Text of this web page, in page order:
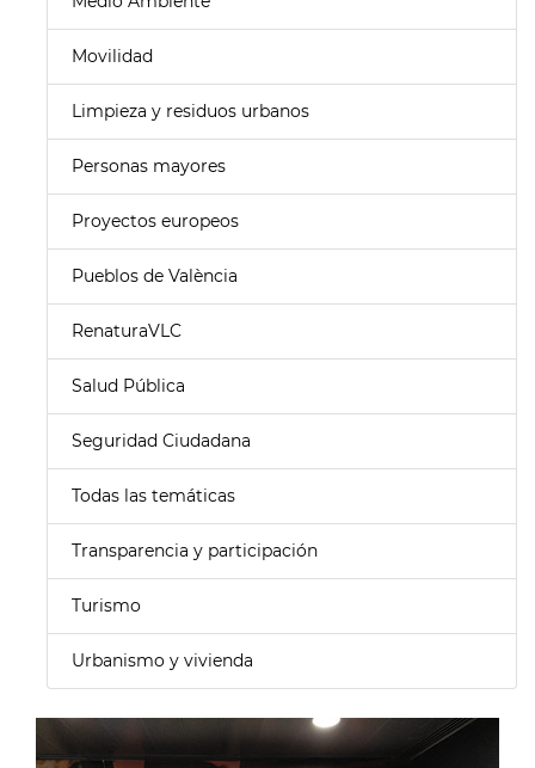
Movilidad
Limpieza y residuos urbanos
Personas mayores
Proyectos europeos
Pueblos de València
RenaturaVLC
Salud Pública
Seguridad Ciudadana
Todas las temáticas
Transparencia y participación
Turismo
Urbanismo y vivienda